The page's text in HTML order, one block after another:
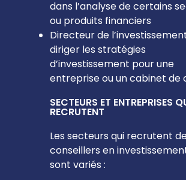
dans l’analyse de certains
ou produits financiers
Directeur de
diriger les stratégies
d’investissement pour une
entreprise ou un cabinet de
SECTEURS ET ENTREPRISES
RECRUTENT
Les secteurs qui recrutent
conseillers en
sont variés :